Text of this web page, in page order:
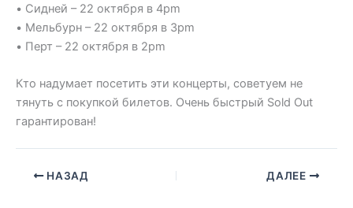
• Сидней – 22 октября в 4pm
• Мельбурн – 22 октября в 3pm
• Перт – 22 октября в 2pm
Кто надумает посетить эти концерты, советуем не
тянуть с покупкой билетов. Очень быстрый Sold Out
гарантирован!
НАЗАД ДАЛЕЕ